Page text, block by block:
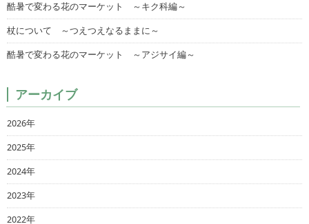
酷暑で変わる花のマーケット ～キク科編～
杖について ～つえつえなるままに～
酷暑で変わる花のマーケット ～アジサイ編～
アーカイブ
2026年
2025年
2024年
2023年
2022年